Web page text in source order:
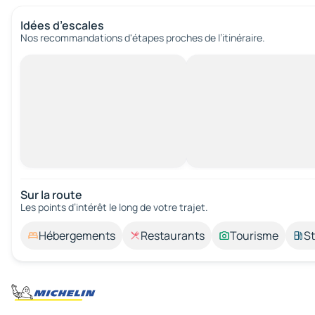
Idées d’escales
Nos recommandations d'étapes proches de l’itinéraire.
Sur la route
Les points d’intérêt le long de votre trajet.
Hébergements Restaurants Tourisme